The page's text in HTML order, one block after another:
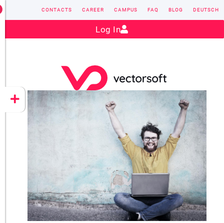
CONZEPT 16
YEET
Contact: sales@vectorsoft.de
CONTACTS CAREER CAMPUS FAQ BLOG DEUTSCH
Log In